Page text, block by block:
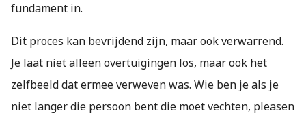
fundament in.
Dit proces kan bevrijdend zijn, maar ook verwarrend.
Je laat niet alleen overtuigingen los, maar ook het
zelfbeeld dat ermee verweven was. Wie ben je als je
niet langer die persoon bent die moet vechten, pleasen